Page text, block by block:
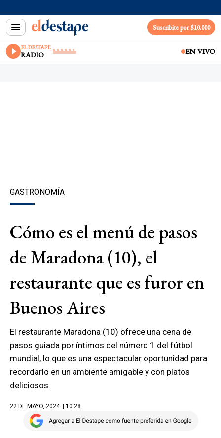
Suscribite por $10.000
EL DESTAPE
RADIO EN VIVO
GASTRONOMÍA
Cómo es el menú de pasos
de Maradona (10), el
restaurante que es furor en
Buenos Aires
El restaurante Maradona (10) ofrece una cena de
pasos guiada por íntimos del número 1 del fútbol
mundial, lo que es una espectacular oportunidad para
recordarlo en un ambiente amigable y con platos
deliciosos.
22 DE MAYO, 2024 | 10.28